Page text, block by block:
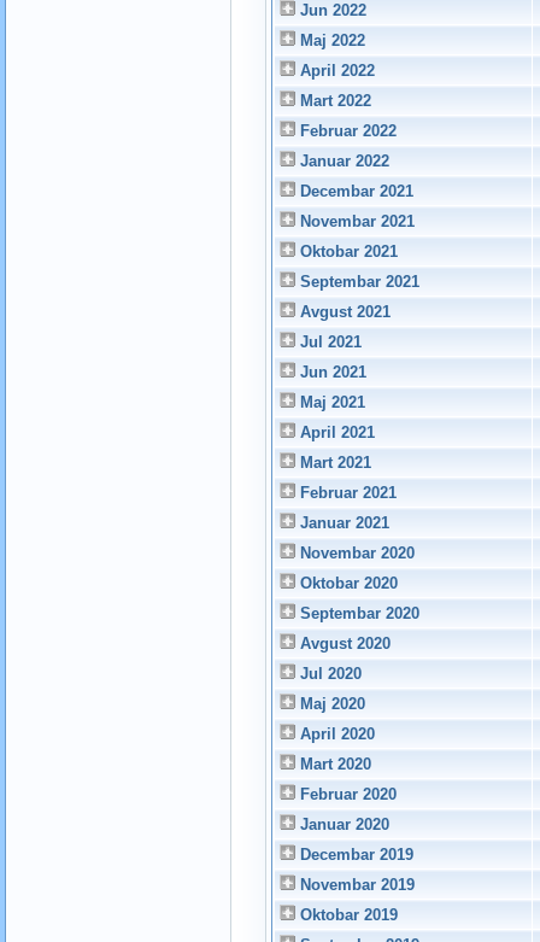
Jun 2022
Maj 2022
April 2022
Mart 2022
Februar 2022
Januar 2022
Decembar 2021
Novembar 2021
Oktobar 2021
Septembar 2021
Avgust 2021
Jul 2021
Jun 2021
Maj 2021
April 2021
Mart 2021
Februar 2021
Januar 2021
Novembar 2020
Oktobar 2020
Septembar 2020
Avgust 2020
Jul 2020
Maj 2020
April 2020
Mart 2020
Februar 2020
Januar 2020
Decembar 2019
Novembar 2019
Oktobar 2019